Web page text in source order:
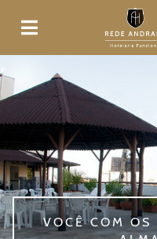
E A